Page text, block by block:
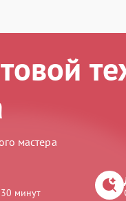
мастера
минут